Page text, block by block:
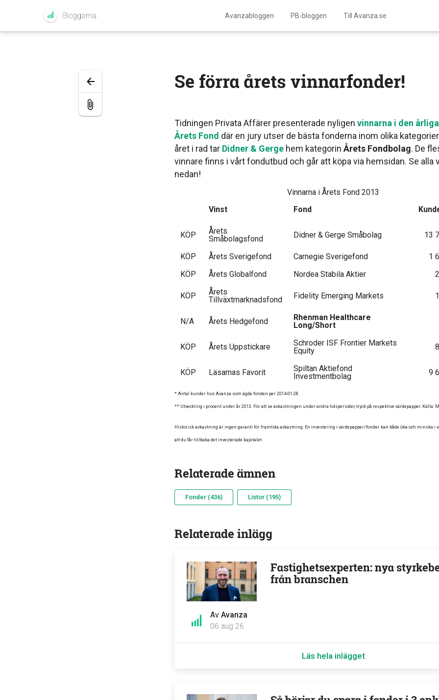
Avanzabloggen PB-bloggen Till Avanza.se
Se förra årets vinnarfonder!
Tidningen Privata Affärer presenterade nyligen vinnarna i den
Årets Fond där en jury utser de bästa fonderna inom olika
året i rad tar Didner & Gergehem kategorin Årets Fondbolag. De
vinnare finns i vårt fondutbud och går att köpa via hemsidan. Se alla
nedan!
Vinnarna i Årets Fond 2013
Vinst
Fond
KÖP
Årets
Småbolagsfond
Didner & Gerge Småbolag 13
KÖP Årets Sverigefond Carnegie Sverigefond 1
KÖP
Årets Globalfond Nordea Stabila Aktier
KÖP
Årets
Tillväxtmarknadsfond
Fidelity Emerging Markets
N/A Årets Hedgefond
Rhenman Healthcare
Long/Short
KÖP Årets Uppstickare
Schroder ISF Frontier Markets
Equity
KÖP Läsarnas Favorit
Spiltan Aktiefond
Investmentbolag
9
* Antal kunder hos Avanza som ägde fonden per 2014-01-28.
** Utveckling i procent under år 2013. För att se avkastningen under andra tidsperioder, tryck på respektive värdepapper. Källa:
Historisk avkastning är ingen garanti för framtida avkastning. En investering i värdepapper/fonder kan både öka och minska i
att du får tillbaka det investerade kapitalet.
Relaterade ämnen
Fonder (436) Listor (195)
Relaterade inlägg
Av Avanza
06 aug 26
Fastighetsexperten: nya
från branschen
Läs hela inlägget